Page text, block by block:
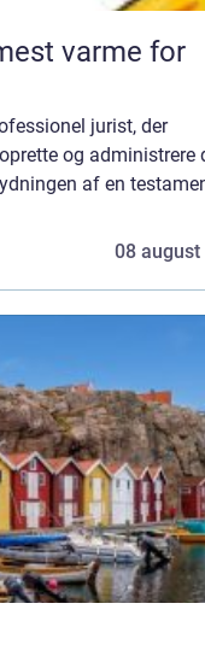
jurist, der
og administrere
af en
08 august